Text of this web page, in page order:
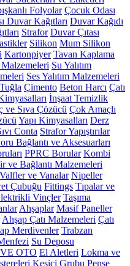
Folyolar Çocuk Odası
Duvar Kağıtları Duvar Kağıdı
Strafor Duvar Çıtası
Silikon Mum Silikon
Kartonpiyer Tavan Kaplama
Su Yalıtım
Ses Yalıtım Malzemeleri
Çimento Beton Harcı Çatı
İnşaat Temizlik
ve Sıva Çözücü Çok Amaçlı
Yapı Kimyasalları Derz
Conta Strafor Yapıştırılar
Bağlantı ve Aksesuarları
PPRC Borular Kombi
ve Bağlantı Malzemeleri
Valfler ve Vanalar Nipeller
Çubuğu Fittings Tıpalar ve
Vinçler Taşıma
Ahşaplar Masif Paneller
Ahşap Çatı Malzemeleri Çatı
Merdivenler Trabzan
Su Deposu
OTO El Aletleri Lokma ve
Kesici Grubu Pense